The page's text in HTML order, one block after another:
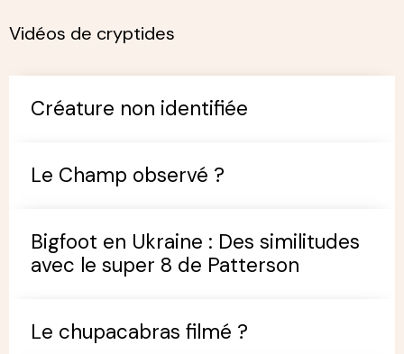
Vidéos de cryptides
Créature non identifiée
Le Champ observé ?
Bigfoot en Ukraine : Des similitudes
avec le super 8 de Patterson
Le chupacabras filmé ?